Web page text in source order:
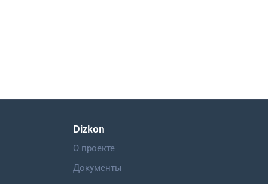
Dizkon
О проекте
Документы